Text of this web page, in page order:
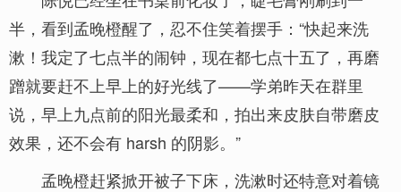
半，看到孟晚橙醒了，忍不住笑着摆手：“快起来洗
漱！我定了七点半的闹钟，现在都七点十五了，再磨
蹭就要赶不上早上的好光线了——学弟昨天在群里
说，早上九点前的阳光最柔和，拍出来皮肤自带磨皮
效果，还不会有 harsh 的阴影。”
孟晚橙赶紧掀开被子下床，洗漱时还特意对着镜